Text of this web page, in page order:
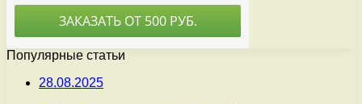
Популярные статьи
28.08.2025